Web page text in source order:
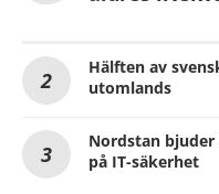
Hälften av
utomlands
Nordstan
på IT-säkerhet